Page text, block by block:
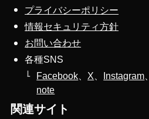
プライバシーポリシー
情報セキュリティ方針
お問い合わせ
各種SNS
Facebook
X Instagram
note
関連サイト